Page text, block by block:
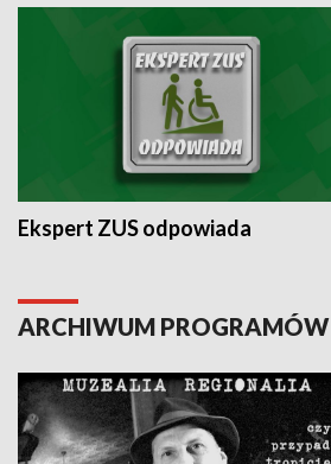
Ekspert ZUS odpowiada
ARCHIWUM PROGRAMÓW